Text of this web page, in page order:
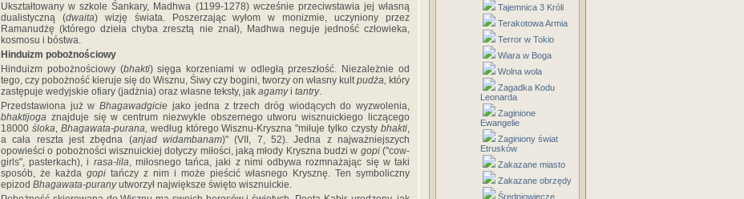
Ukształtowany w szkole Śankary, Madhwa (1199-1278) wcześnie przeciwstawia jej własną
dualistyczną (dwaita) wizję świata. Poszerzając wyłom w monizmie, uczyniony przez
Ramanudżę (którego dzieła chyba zresztą nie znał), Madhwa neguje jedność człowieka,
kosmosu i bóstwa.
Hinduizm pobożnościowy
Hinduizm pobożnościowy (bhakti) sięga korzeniami w odległą przeszłość. Niezależnie od
tego, czy pobożność kieruje się do Wisznu, Śiwy czy bogini, tworzy on własny kultpudża, który
zastępuje wedyjskie ofiary (jadżnia) oraz własne teksty, jak agamyi tantry.
Przedstawiona już w Bhagawadgiciejako jedna z trzech dróg wiodących do wyzwolenia,
bhaktijoga znajduje się w centrum niezwykle obszernego utworu wisznuickiego liczącego
18000 śloka, Bhagawata-purana, według którego Wisznu-Kryszna "miłuje tylko czysty bhakti,
a cała reszta jest zbędna (anjad widambanam)" (VII, 7, 52). Jedna z najważniejszych
opowieści o pobożności wisznuickiej dotyczy miłości, jaką młody Kryszna budzi w gopi("cow-
girls", pasterkach), i rasa-lila, miłosnego tańca, jaki z nimi odbywa rozmnażając się w taki
sposób, że każda gopi tańczy z nim i może pieścić własnego Krysznę. Ten symboliczny
epizod Bhagawata-puranyutworzył największe święto wisznuickie.
Tajemnica 3 Króli
Terakotowa Armia
Terror w Tokio
Wiara w Boga
Wolna wola
Zagadka Kodu
Leonarda
Zaginione
Ewangelie
Zaginiony świat
Etrusków
Zakazane miasto
Zakazane obrzędy
Średniowiecze